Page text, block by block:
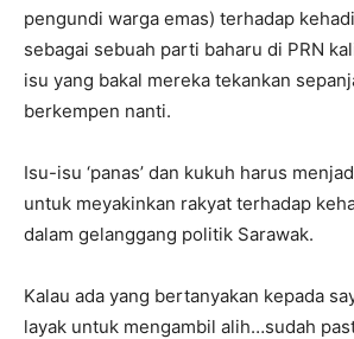
pengundi warga emas) terhadap
sebagai sebuah parti baharu di PRN
isu yang bakal mereka tekankan
berkempen nanti.
Isu-isu ‘panas’ dan kukuh harus
untuk meyakinkan rakyat terhadap
dalam gelanggang politik Sarawak.
Kalau ada yang bertanyakan kepada
layak untuk mengambil alih…sudah